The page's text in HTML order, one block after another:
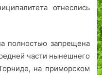
отнеслись
полностью запрещена
части нынешнего
на приморском